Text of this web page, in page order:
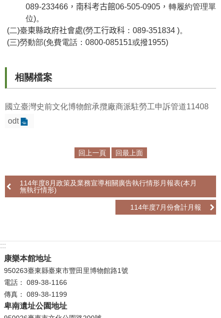
服
務
別
平
專
區
服
箱
網
站
導
覽
089-233466，南科考古館06-505-0905 ， 轉履約管理單
位)。
(二)臺東縣政府社會處(勞工行政科：089-351834 )。
(三)勞動部(免費電話：0800-085151或撥1955)
相關檔案
國立臺灣史前文化博物館承攬廠商派駐勞工申訴管道11408
odt
回上一頁 回最上面
114年度8月政策及業務宣導相關廣告執行情形月報表(本月
無執行情形)
114年度7月份會計月報
:::
康樂本館地址
950263臺東縣臺東市豐田里博物館路1號
電話： 089-38-1166
傳真： 089-38-1199
卑南遺址公園地址